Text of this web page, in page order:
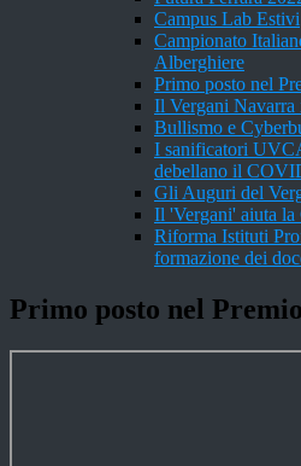
Campus Lab Estivi
Campionato
Alberghiere
Primo posto nel
Il Vergani
Bullismo e
I sanificatori
debellano il
Gli Auguri del
Il 'Vergani' aiuta la
Riforma Istituti
formazione dei
Primo posto nel